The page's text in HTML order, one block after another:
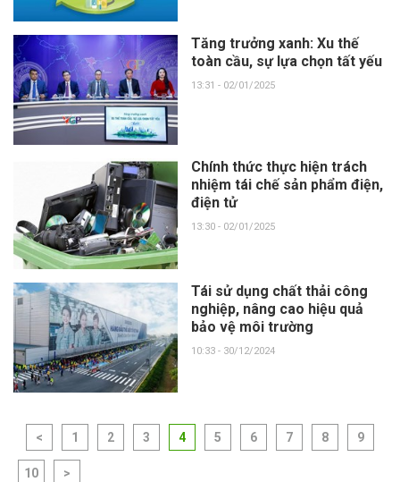
Tăng trưởng xanh: Xu thế
toàn cầu, sự lựa chọn tất yếu
13:31 - 02/01/2025
Chính thức thực hiện trách
nhiệm tái chế sản phẩm điện,
điện tử
13:30 - 02/01/2025
Tái sử dụng chất thải công
nghiệp, nâng cao hiệu quả
bảo vệ môi trường
10:33 - 30/12/2024
< 1 2 3 4 5 6 7 8 9
10 >